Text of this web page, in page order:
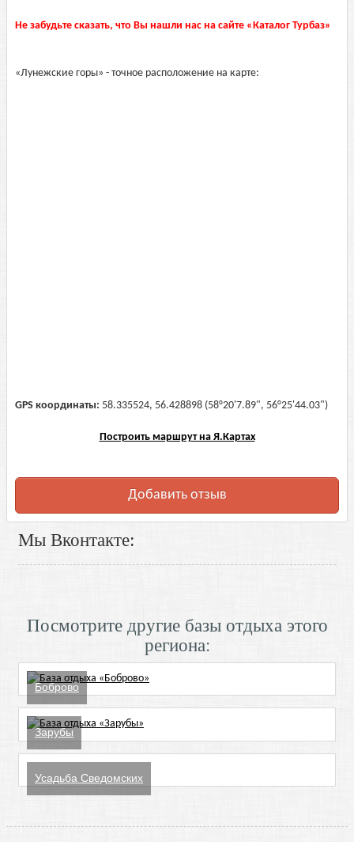
Не забудьте сказать, что Вы нашли нас на сайте «Каталог Турбаз»
«Лунежские горы» - точное расположение на карте:
GPS координаты: 58.335524, 56.428898 (58°20'7.89", 56°25'44.03")
Построить маршрут на Я.Картах
Добавить отзыв
Мы Вконтакте:
Посмотрите другие базы отдыха этого
региона:
Боброво
Зарубы
Усадьба Сведомских